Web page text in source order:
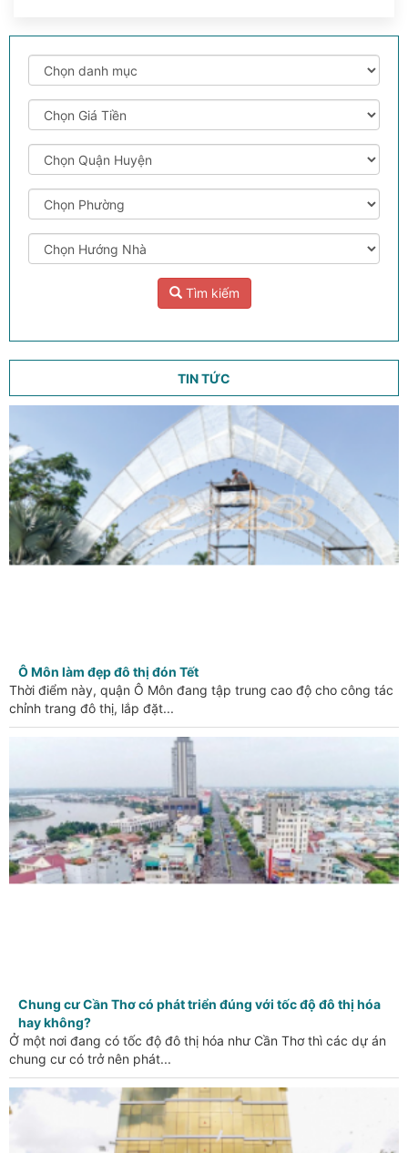
Tìm kiếm
TIN TỨC
Ô Môn làm đẹp đô thị đón Tết
Thời điểm này, quận Ô Môn đang tập trung cao độ cho công tác
chỉnh trang đô thị, lắp đặt...
Chung cư Cần Thơ có phát triển đúng với tốc độ đô thị hóa
hay không?
Ở một nơi đang có tốc độ đô thị hóa như Cần Thơ thì các dự án
chung cư có trở nên phát...